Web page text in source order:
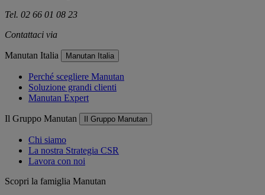
Tel. 02 66 01 08 23
Contattaci via
Manutan Italia Manutan Italia
Perché scegliere Manutan
Soluzione grandi clienti
Manutan Expert
Il Gruppo Manutan Il Gruppo Manutan
Chi siamo
La nostra Strategia CSR
Lavora con noi
Scopri la famiglia Manutan